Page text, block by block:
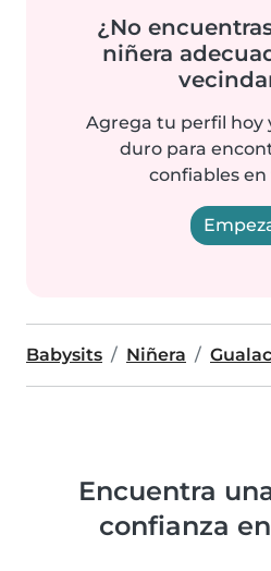
¿No
niñera
Agrega tu perfil hoy
duro para
confiables en
Babysits Niñera
Encuentra
confianza